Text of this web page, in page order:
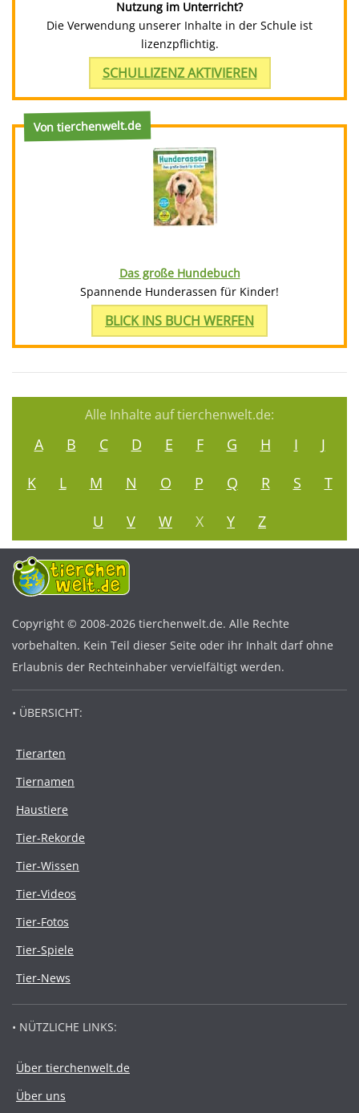
Nutzung im Unterricht?
Die Verwendung unserer Inhalte in der Schule ist
lizenzpflichtig.
SCHULLIZENZ AKTIVIEREN
Von tierchenwelt.de
Das große Hundebuch
Spannende Hunderassen für Kinder!
BLICK INS BUCH WERFEN
Alle Inhalte auf tierchenwelt.de:
A B C D E F G H I
J
K
L M N O P Q R S
T
U
V W X Y Z
Copyright © 2008-2026 tierchenwelt.de. Alle Rechte
vorbehalten. Kein Teil dieser Seite oder ihr Inhalt darf ohne
Erlaubnis der Rechteinhaber vervielfältigt werden.
• ÜBERSICHT:
Tierarten
Tiernamen
Haustiere
Tier-Rekorde
Tier-Wissen
Tier-Videos
Tier-Fotos
Tier-Spiele
Tier-News
• NÜTZLICHE LINKS:
Über tierchenwelt.de
Über uns